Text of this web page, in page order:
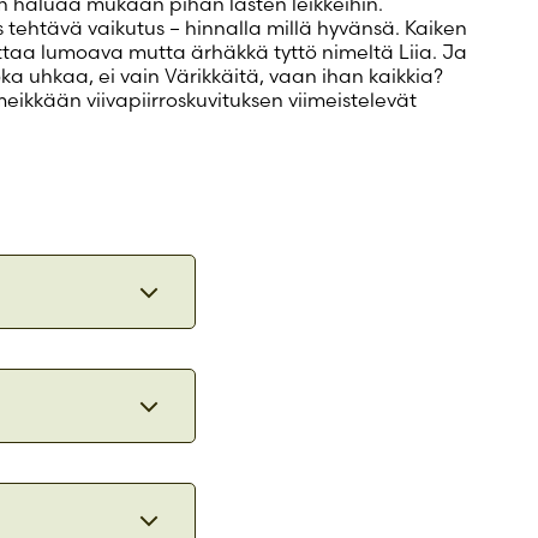
tehtävä vaikutus – hinnalla millä hyvänsä. Kaiken
lumoava mutta ärhäkkä tyttö nimeltä Liia. Ja
uhkaa, ei vain Värikkäitä, vaan ihan kaikkia?
viivapiirroskuvituksen viimeistelevät